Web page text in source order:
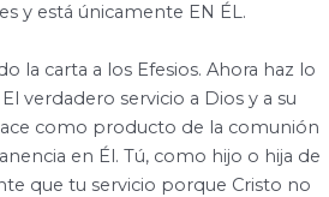
y está únicamente EN ÉL.
la carta a los Efesios. Ahora haz lo
El verdadero servicio a Dios y a su
como producto de la comunión
en Él. Tú, como hijo o hija de
que tu servicio porque Cristo no